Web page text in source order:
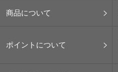
商品について
ポイントについて